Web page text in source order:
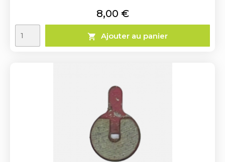
Prix
8,00 €
 Ajouter au panier